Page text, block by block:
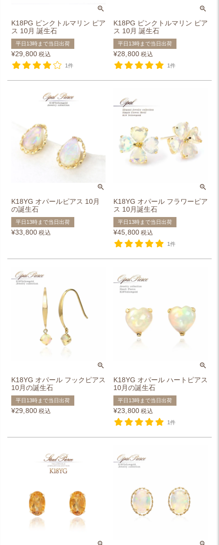
K18PG ピンクトルマリン ピア
ス 10月 誕生石
平日13時まで当日出荷
¥29,800 税込
1件
K18PG ピンクトルマリン ピア
ス 10月 誕生石
平日13時まで当日出荷
¥28,800 税込
1件
K18YG オパールピアス 10月
の誕生石
平日13時まで当日出荷
¥33,800 税込
K18YG オパール フラワーピア
ス 10月誕生石
平日13時まで当日出荷
¥45,800 税込
1件
K18YG オパール フックピアス
10月の誕生石
平日13時まで当日出荷
¥29,800 税込
K18YG オパール ハートピアス
10月の誕生石
平日13時まで当日出荷
¥23,800 税込
1件